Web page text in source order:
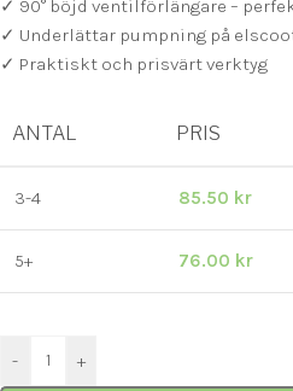
✓ 90° böjd ventilförlängare –
✓ Underlättar pumpning på
✓ Praktiskt och prisvärt verktyg
ANTAL PRIS
3-4 85.50 kr
5+ 76.00 kr
- +